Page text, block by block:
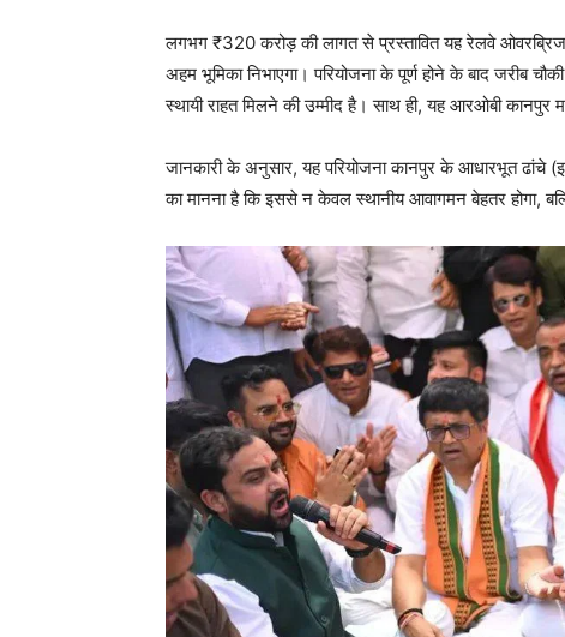
लगभग ₹320 करोड़ की लागत से प्रस्तावित यह रेलवे
अहम भूमिका निभाएगा। परियोजना के पूर्ण होने के बाद जरीब
स्थायी राहत मिलने की उम्मीद है। साथ ही, यह आरओबी कानपुर
जानकारी के अनुसार, यह परियोजना कानपुर के आधारभूत ढांचे
का मानना है कि इससे न केवल स्थानीय आवागमन बेहतर होगा,